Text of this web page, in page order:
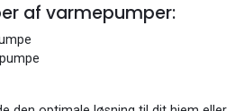
af varmepumper: